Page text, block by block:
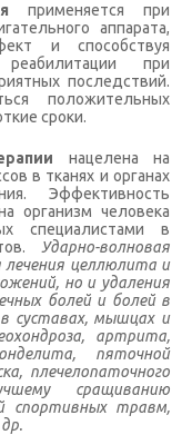
применяется при
аппарата,
и способствуя
реабилитации при
последствий.
положительных
сроки.
нацелена на
в тканях и органах
Эффективность
организм человека
специалистами в
Ударно-волновая
целлюлита и
но и удаления
болей и болей в
суставах, мышцах и
артрита,
пяточной
плечелопаточного
сращиванию
спортивных травм,